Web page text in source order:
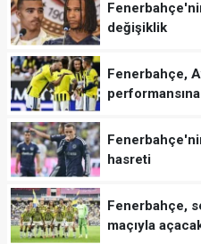
değişiklik
Fenerbahçe,
hasreti
Fenerbahçe,
maçıyla